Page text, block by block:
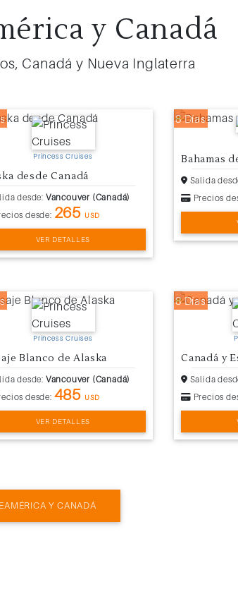
y Canadá
Canadá y Nueva Inglaterra
Princess Cruises
desde Canadá
desde: Vancouver (Canadá)
desde: 265 USD
VER DETALLES
8 Días
Bahamas
Salida
Precios
Princess Cruises
Blanco de Alaska
desde: Vancouver (Canadá)
desde: 485 USD
VER DETALLES
8 Días
Canadá y
Salida
Precios
Y CANADÁ